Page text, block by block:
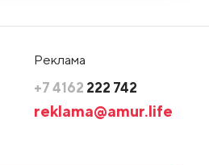
Реклама
+7 4162 222 742
reklama@amur.life